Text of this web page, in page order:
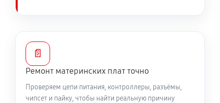
📄
Ремонт материнских плат точно
Проверяем цепи питания, контроллеры, разъёмы,
чипсет и пайку, чтобы найти реальную причину